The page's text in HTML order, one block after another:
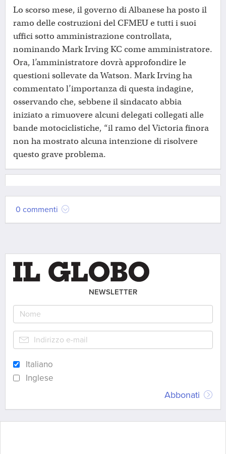
Lo scorso mese, il governo di Albanese ha posto il
ramo delle costruzioni del CFMEU e tutti i suoi
uffici sotto amministrazione controllata,
nominando Mark Irving KC come amministratore.
Ora, l’amministratore dovrà approfondire le
questioni sollevate da Watson. Mark Irving ha
commentato l’importanza di questa indagine,
osservando che, sebbene il sindacato abbia
iniziato a rimuovere alcuni delegati collegati alle
bande motociclistiche, “il ramo del Victoria finora
non ha mostrato alcuna intenzione di risolvere
questo grave problema.
0 commenti
NEWSLETTER
Italiano
Inglese
Abbonati